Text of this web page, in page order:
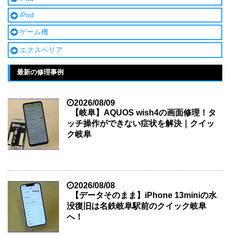
iPod
ゲーム機
エクスペリア
最新の修理事例
2026/08/09
【岐阜】AQUOS wish4の画面修理！タ
ッチ操作ができない症状を解決｜クイッ
ク岐阜
2026/08/08
【データそのまま】iPhone 13miniの水
没復旧は名鉄岐阜駅前のクイック岐阜
へ！